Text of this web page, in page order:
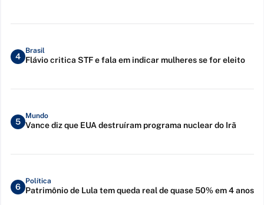
4
Brasil
Flávio critica STF e fala em indicar mulheres se for eleito
5
Mundo
Vance diz que EUA destruíram programa nuclear do Irã
6
Política
Patrimônio de Lula tem queda real de quase 50% em 4 anos